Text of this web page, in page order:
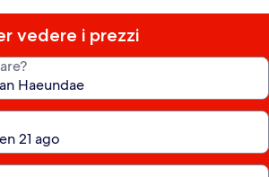
vedere i prezzi